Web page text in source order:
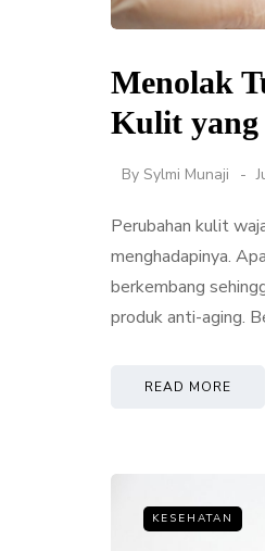
Menolak
Kulit yang
By Sylmi Munaji
Perubahan kulit
menghadapinya.
berkembang
produk anti-aging.
READ MORE
KESEHATAN